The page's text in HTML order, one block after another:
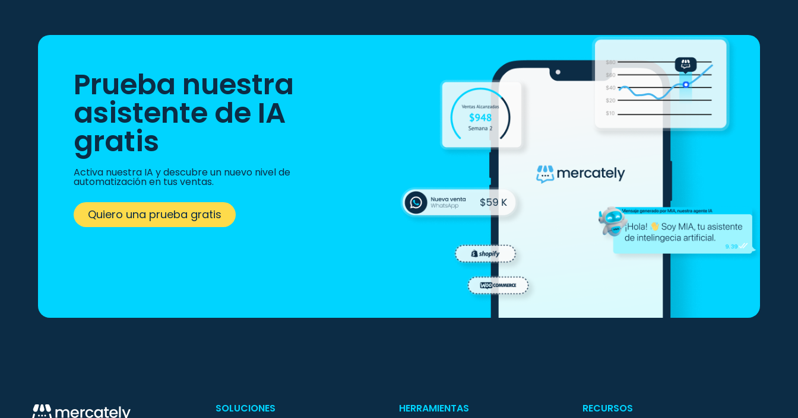
Prueba nuestra
asistente de IA
gratis
Activa nuestra IA y descubre un nuevo nivel de
automatización en tus ventas.
Quiero una prueba gratis
SOLUCIONES HERRAMIENTAS RECURSOS